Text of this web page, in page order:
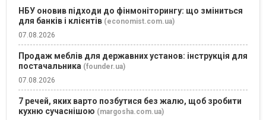
НБУ оновив підходи до фінмоніторингу: що зміниться
для банків і клієнтів (economist.com.ua)
07.08.2026
Продаж меблів для державних установ: інструкція для
постачальника (founder.ua)
07.08.2026
7 речей, яких варто позбутися без жалю, щоб зробити
кухню сучаснішою (margosha.com.ua)